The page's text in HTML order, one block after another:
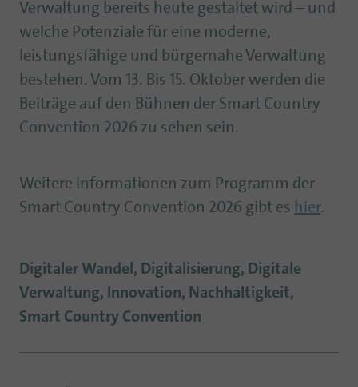
Verwaltung bereits heute gestaltet wird – und
welche Potenziale für eine moderne,
leistungsfähige und bürgernahe Verwaltung
bestehen. Vom 13. Bis 15. Oktober werden die
Beiträge auf den Bühnen der Smart Country
Convention 2026 zu sehen sein.
Weitere Informationen zum Programm der
Smart Country Convention 2026 gibt es hier.
Digitaler Wandel, Digitalisierung, Digitale
Verwaltung, Innovation, Nachhaltigkeit,
Smart Country Convention